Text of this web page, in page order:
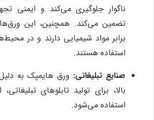
ناگوار جلوگیری می‌کند و ایمنی
تضمین می‌کند. همچنین، این
برابر مواد شیمیایی دارند و در
استفاده هستند.
صنایع تبلیغاتی: ورق هایمپک به
بالا، برای تولید تابلوهای
استفاده می‌شود.